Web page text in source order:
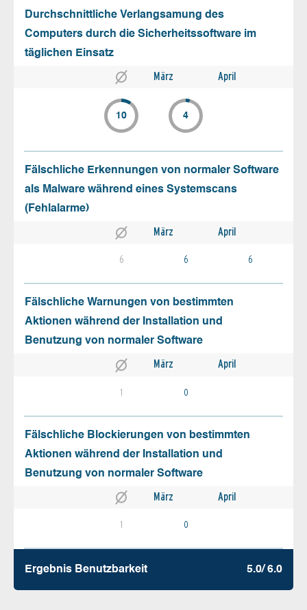
Durchschnittliche Verlangsamung des
Computers durch die Sicherheitssoftware im
täglichen Einsatz
März April
10 4
Fälschliche Erkennungen von normaler Software
als Malware während eines Systemscans
(Fehlalarme)
März April
6 6 6
Fälschliche Warnungen von bestimmten
Aktionen während der Installation und
Benutzung von normaler Software
März April
1 0
Fälschliche Blockierungen von bestimmten
Aktionen während der Installation und
Benutzung von normaler Software
März April
1 0
Ergebnis Benutz­barkeit 5.0/ 6.0